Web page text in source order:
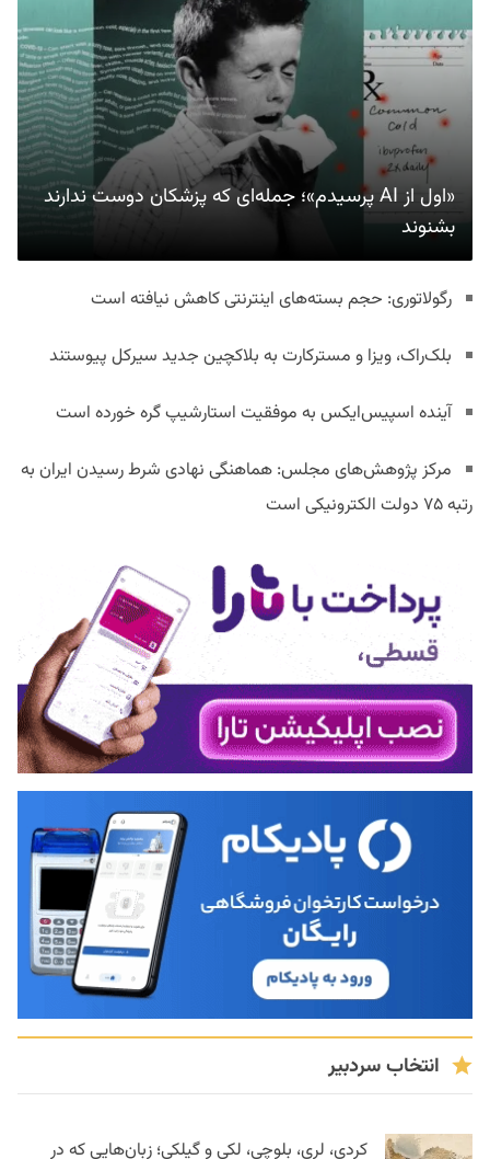
«اول از AI پرسیدم»؛ جمله‌ای که پزشکان دوست ندارند
بشنوند
رگولاتوری: حجم بسته‌های اینترنتی کاهش نیافته است
بلک‌راک، ویزا و مسترکارت به بلاکچین جدید سیرکل پیوستند
آینده اسپیس‌ایکس به موفقیت استارشیپ گره خورده است
مرکز پژوهش‌های مجلس: هماهنگی نهادی شرط رسیدن ایران به
رتبه ۷۵ دولت الکترونیکی است
انتخاب سردبیر
کردی، لری، بلوچی، لکی و گیلکی؛ زبان‌هایی که در